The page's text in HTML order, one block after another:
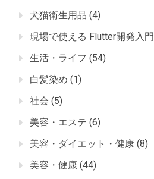
犬猫衛生用品 (4)
現場で使える Flutter開発入門
生活・ライフ (54)
白髪染め (1)
社会 (5)
美容・エステ (6)
美容・ダイエット・健康 (8)
美容・健康 (44)